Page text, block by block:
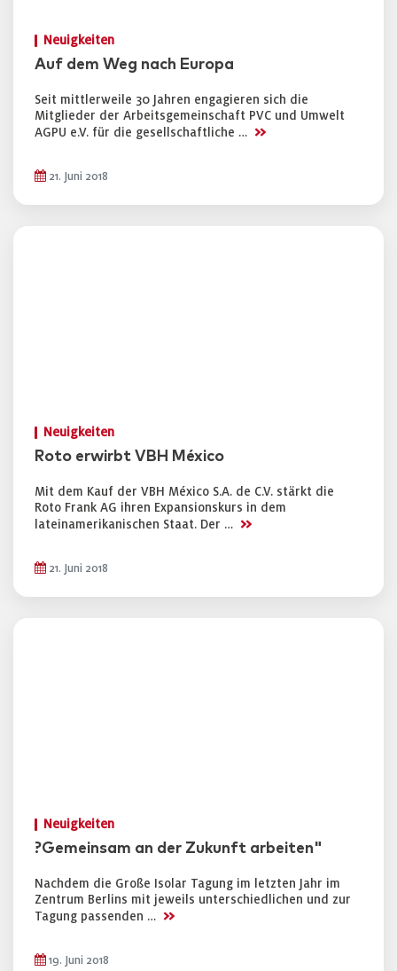
Neuigkeiten
Auf dem Weg nach Europa
Seit mittlerweile 30 Jahren engagieren sich die
Mitglieder der Arbeitsgemeinschaft PVC und Umwelt
AGPU e.V. für die gesellschaftliche … >>
21. Juni 2018
Neuigkeiten
Roto erwirbt VBH México
Mit dem Kauf der VBH México S.A. de C.V. stärkt die
Roto Frank AG ihren Expansionskurs in dem
lateinamerikanischen Staat. Der … >>
21. Juni 2018
Neuigkeiten
?Gemeinsam an der Zukunft arbeiten"
Nachdem die Große Isolar Tagung im letzten Jahr im
Zentrum Berlins mit jeweils unterschiedlichen und zur
Tagung passenden … >>
19. Juni 2018